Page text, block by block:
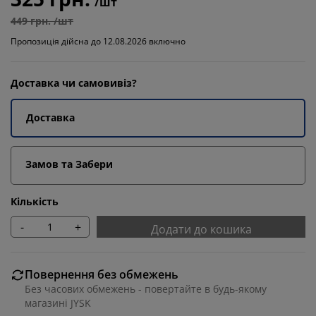
449 грн. /шт
Пропозиція дійсна до 12.08.2026 включно
Доставка чи самовивіз?
Доставка
Замов та Забери
Кількість
- + Додати до кошика
Повернення без обмежень
Без часових обмежень - повертайте в будь-якому
магазині JYSK